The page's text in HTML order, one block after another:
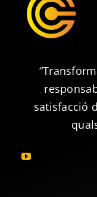
satisfacció